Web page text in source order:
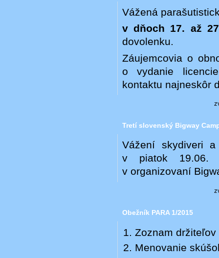
Vážená
v dňoch 17. až
dovolenku.
Záujemcovia o
o vydanie
kontaktu najneskôr
Tretí slovenský Bigway
Vážení skydiveri
v piatok 19.06.
v organizovaní
Obežník PARA 1/2015
Zoznam
Menovanie